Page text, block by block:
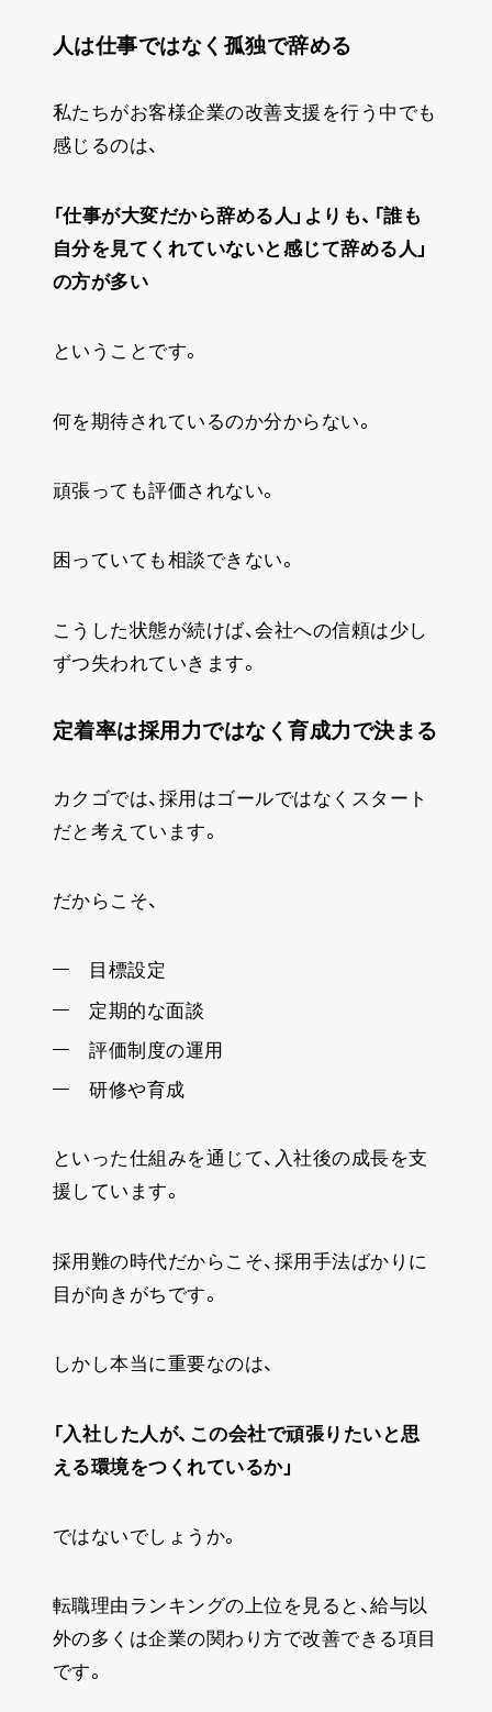
人は仕事ではなく孤独で辞める
私たちがお客様企業の改善支援を行う中でも
感じるのは、
「仕事が大変だから辞める人」よりも、「誰も
自分を見てくれていないと感じて辞める人」
の方が多い
ということです。
何を期待されているのか分からない。
頑張っても評価されない。
困っていても相談できない。
こうした状態が続けば、会社への信頼は少し
ずつ失われていきます。
定着率は採用力ではなく育成力で決まる
カクゴでは、採用はゴールではなくスタート
だと考えています。
だからこそ、
目標設定
定期的な面談
評価制度の運用
研修や育成
といった仕組みを通じて、入社後の成長を支
援しています。
採用難の時代だからこそ、採用手法ばかりに
目が向きがちです。
しかし本当に重要なのは、
「入社した人が、この会社で頑張りたいと思
える環境をつくれているか」
ではないでしょうか。
転職理由ランキングの上位を見ると、給与以
外の多くは企業の関わり方で改善できる項目
です。